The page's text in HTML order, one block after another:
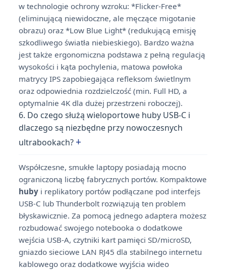
w technologie ochrony wzroku: *Flicker-Free*
(eliminującą niewidoczne, ale męczące migotanie
obrazu) oraz *Low Blue Light* (redukującą emisję
szkodliwego światła niebieskiego). Bardzo ważna
jest także ergonomiczna podstawa z pełną regulacją
wysokości i kąta pochylenia, matowa powłoka
matrycy IPS zapobiegająca refleksom świetlnym
oraz odpowiednia rozdzielczość (min. Full HD, a
optymalnie 4K dla dużej przestrzeni roboczej).
6. Do czego służą wieloportowe huby USB-C i
dlaczego są niezbędne przy nowoczesnych
ultrabookach? +
Współczesne, smukłe laptopy posiadają mocno
ograniczoną liczbę fabrycznych portów. Kompaktowe
huby i replikatory portów podłączane pod interfejs
USB-C lub Thunderbolt rozwiązują ten problem
błyskawicznie. Za pomocą jednego adaptera możesz
rozbudować swojego notebooka o dodatkowe
wejścia USB-A, czytniki kart pamięci SD/microSD,
gniazdo sieciowe LAN RJ45 dla stabilnego internetu
kablowego oraz dodatkowe wyjścia wideo